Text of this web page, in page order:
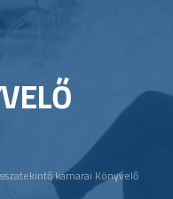
kamarai Könyvelő